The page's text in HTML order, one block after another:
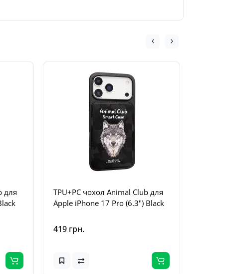
для
TPU+PC чохол Animal Club для
Apple iPhone 17 Pro (6.3") Black
419 грн.